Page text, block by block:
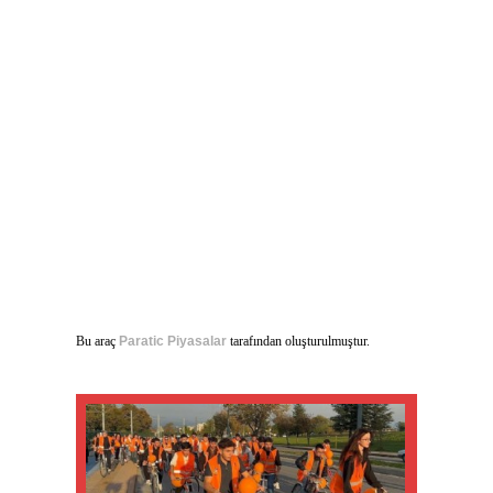
Bu araç Paratic Piyasalar tarafından oluşturulmuştur.